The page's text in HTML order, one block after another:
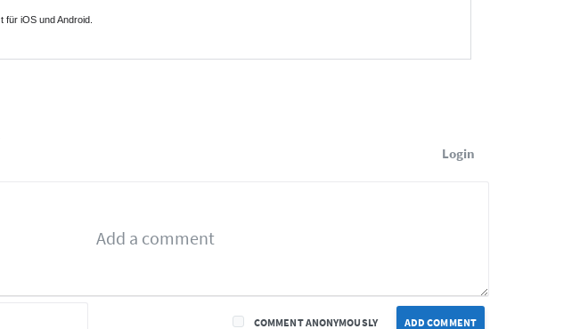
Login
ADD COMMENT
COMMENT ANONYMOUSLY